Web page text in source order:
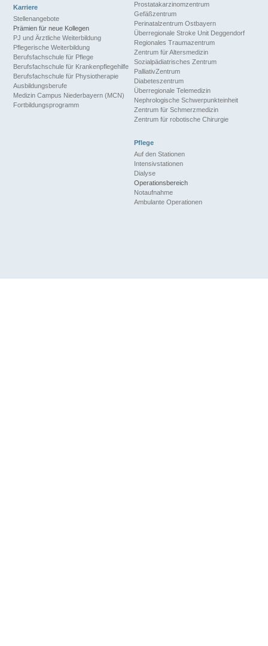
Prostatakarzinomzentrum
Gefäßzentrum
Perinatalzentrum Ostbayern
Überregionale Stroke Unit Deggendorf
Regionales Traumazentrum
Zentrum für Altersmedizin
Sozialpädiatrisches Zentrum
PalliativZentrum
Diabeteszentrum
Überregionale Telemedizin
Nephrologische Schwerpunkteinheit
Zentrum für Schmerzmedizin
Zentrum für robotische Chirurgie
Pflege
Auf den Stationen
Intensivstationen
Dialyse
Operationsbereich
Notaufnahme
Ambulante Operationen
Karriere
Stellenangebote
Prämien für neue Kollegen
PJ und Ärztliche Weiterbildung
Pflegerische Weiterbildung
Berufsfachschule für Pflege
Berufsfachschule für Krankenpflegehilfe
Berufsfachschule für Physiotherapie
Ausbildungsberufe
Medizin Campus Niederbayern (MCN)
Fortbildungsprogramm